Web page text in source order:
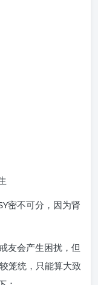
密不可分，因为肾
友会产生困扰，但
笼统，只能算大致